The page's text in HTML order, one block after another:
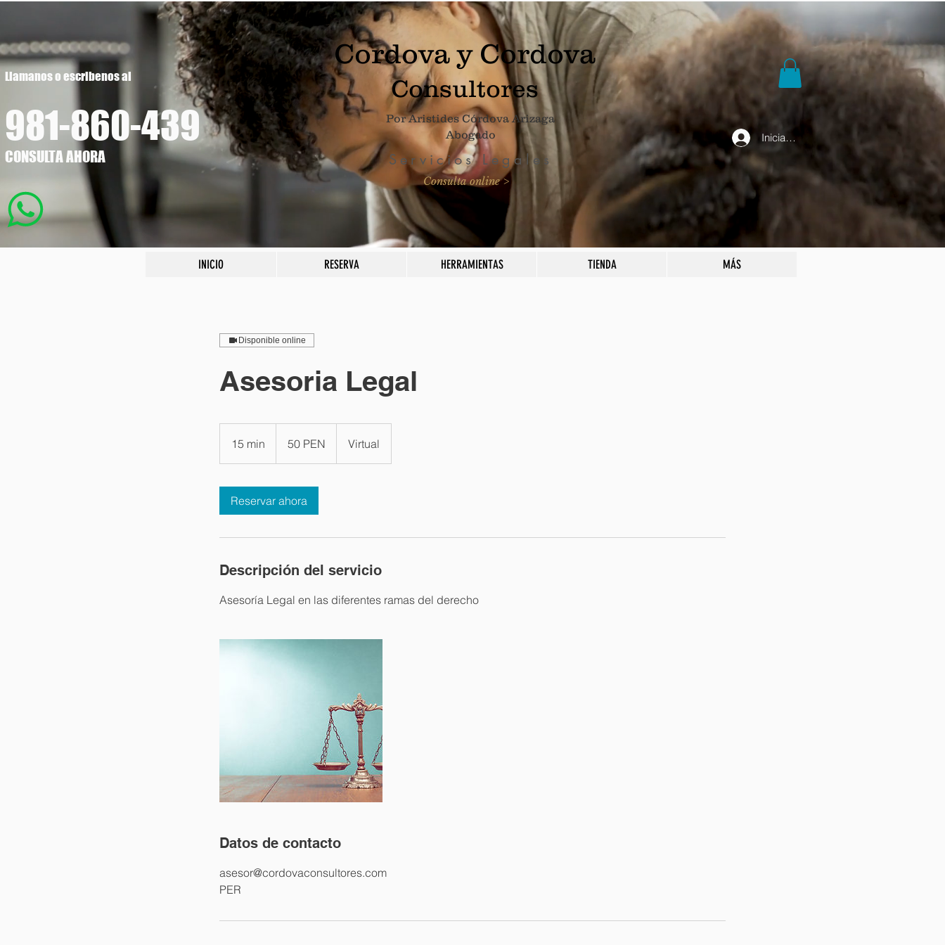
Llamanos o escribenos al
981-860-439
CONSULTA AHORA
Cordova y Cordova
Consultores
Por Aristides Córdova Arizaga
Abogado
Servicios Legales
Consulta online >
Iniciar sesión
INICIO RESERVA HERRAMIENTAS TIENDA MÁS
Disponible online
Asesoria Legal
15 min
5
i
peruanos
50 PEN Virtual
Reservar ahora
Descripción del servicio
Asesoría Legal en las diferentes ramas del derecho
Datos de contacto
asesor@cordovaconsultores.com
PER